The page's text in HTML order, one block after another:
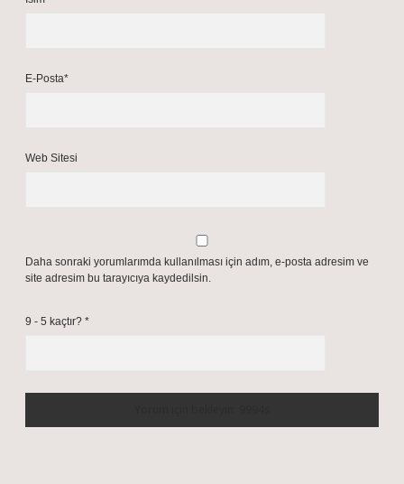
E-Posta*
Web Sitesi
Daha sonraki yorumlarımda kullanılması için adım, e-posta adresim ve
site adresim bu tarayıcıya kaydedilsin.
9 - 5 kaçtır? *